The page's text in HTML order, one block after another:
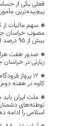
فعلی یکی از
پیچیده‌ترین
سهم مالیات
بیش از ۹۵ درصد است
زیارتی در خراسان
۱۲ پرواز
کاوه در هفته دوم
ملت ایران باید
توطئه‌های
اسلامی را ادامه